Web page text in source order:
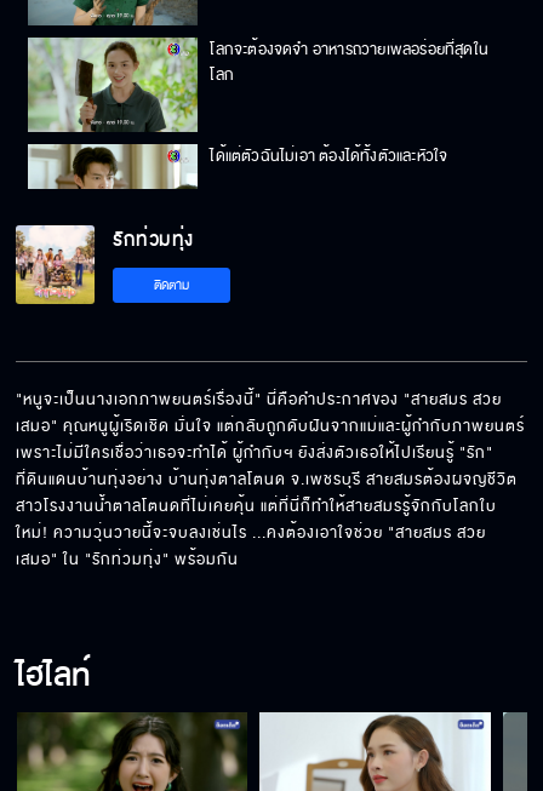
โลกจะต้องจดจำ อาหารถวายเพลอร่อยที่สุดใน
โลก
ได้แต่ตัวฉันไม่เอา ต้องได้ทั้งตัวและหัวใจ
ฉันไม่ยกโทษให้
ความรักเต็มทุ่งตาลโตนด เตรียมฟินพร้อมกัน
22 มกราคมนี้
รักท่วมทุ่ง
ติดตาม
"หนูจะเป็นนางเอกภาพยนตร์เรื่องนี้" นี่คือคำประกาศของ "สายสมร สวย
เสมอ" คุณหนูผู้เริดเชิด มั่นใจ แต่กลับถูกดับฝันจากแม่และผู้กำกับภาพยนตร์
เพราะไม่มีใครเชื่อว่าเธอจะทำได้ ผู้กำกับฯ ยังส่งตัวเธอให้ไปเรียนรู้ "รัก"
ที่ดินแดนบ้านทุ่งอย่าง บ้านทุ่งตาลโตนด จ.เพชรบุรี สายสมรต้องผจญชีวิต
สาวโรงงานน้ำตาลโตนดที่ไม่เคยคุ้น แต่ที่นี่ก็ทำให้สายสมรรู้จักกับโลกใบ
ใหม่! ความวุ่นวายนี้จะจบลงเช่นไร ...คงต้องเอาใจช่วย "สายสมร สวย
เสมอ" ใน "รักท่วมทุ่ง" พร้อมกัน
ไฮไลท์